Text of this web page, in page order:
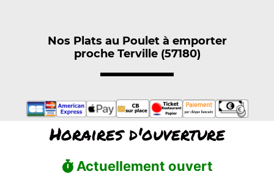
Nos Plats au Poulet à emporter
proche Terville (57180)
Horaires d'ouverture
Actuellement ouvert